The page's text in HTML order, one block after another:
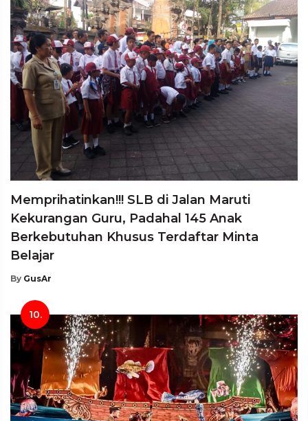
Memprihatinkan!!! SLB di Jalan Maruti
Kekurangan Guru, Padahal 145 Anak
Berkebutuhan Khusus Terdaftar Minta
Belajar
By GusAr
10.